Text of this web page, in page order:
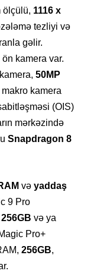
ölçülü, 1116 x
tezliyi və
gəlir.
ön kamera var.
50MP
makro kamera
(OIS)
mərkəzində
Snapdragon 8
və yaddaş
9 Pro
256GB və ya
Pro+
256GB,